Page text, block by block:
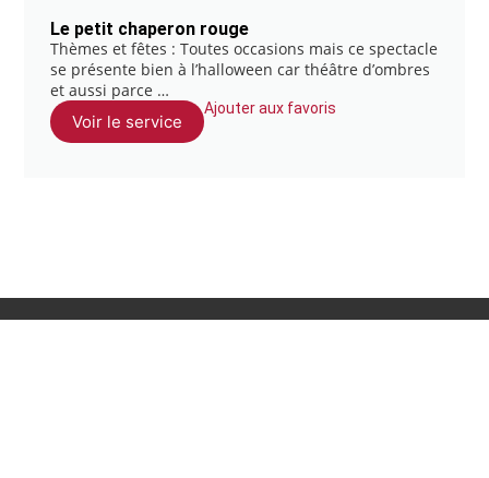
Le petit chaperon rouge
Thèmes et fêtes : Toutes occasions mais ce spectacle
se présente bien à l’halloween car théâtre d’ombres
et aussi parce …
Voir le service
Ajouter aux favoris